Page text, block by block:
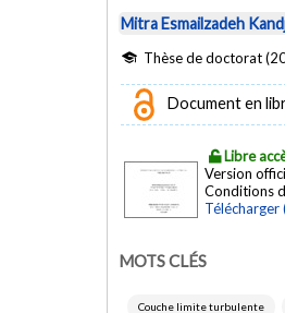
Mitra Esmailzadeh
Thèse de doctorat
Document en
Libre
Version
Conditions
Télécharger
MOTS CLÉS
Couche limite turbulente